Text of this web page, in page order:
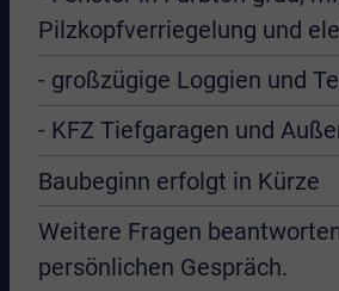
Pilzkopfverriegelung und
- großzügige Loggien und
- KFZ Tiefgaragen und
Baubeginn erfolgt in Kürze
Weitere Fragen
persönlichen Gespräch.